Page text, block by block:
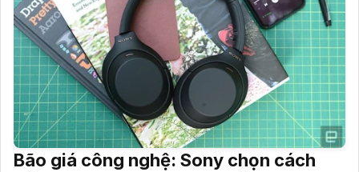
Bão giá công nghệ: Sony chọn cách